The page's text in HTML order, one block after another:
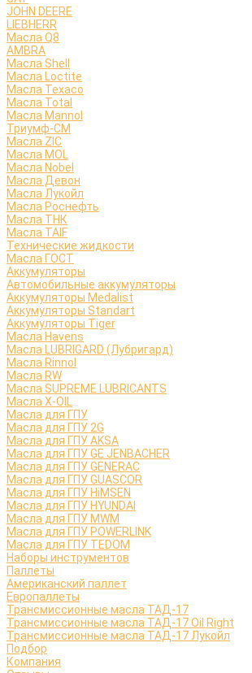
JOHN DEERE
LIEBHERR
Масла Q8
AMBRA
Масла Shell
Масла Loctite
Масла Texaco
Масла Total
Масла Mannol
Триумф-СМ
Масла ZIC
Масла MOL
Масла Nobel
Масла Девон
Масла Лукойл
Масла Роснефть
Масла ТНК
Масла TAIF
Технические жидкости
Масла ГОСТ
Аккумуляторы
Автомобильные аккумуляторы
Аккумуляторы Medalist
Аккумуляторы Standart
Аккумуляторы Tiger
Масла Havens
Масла LUBRIGARD (Лубригард)
Масла Rinnol
Масла RW
Масла SUPREME LUBRICANTS
Масла X-OIL
Масла для ГПУ
Масла для ГПУ 2G
Масла для ГПУ AKSA
Масла для ГПУ GE JENBACHER
Масла для ГПУ GENERAC
Масла для ГПУ GUASCOR
Масла для ГПУ HiMSEN
Масла для ГПУ HYUNDAI
Масла для ГПУ MWM
Масла для ГПУ POWERLINK
Масла для ГПУ TEDOM
Наборы инструментов
Паллеты
Американский паллет
Европаллеты
Трансмиссионные масла ТАД-17
Трансмиссионные масла ТАД-17 Oil Right
Трансмиссионные масла ТАД-17 Лукойл
Подбор
Компания